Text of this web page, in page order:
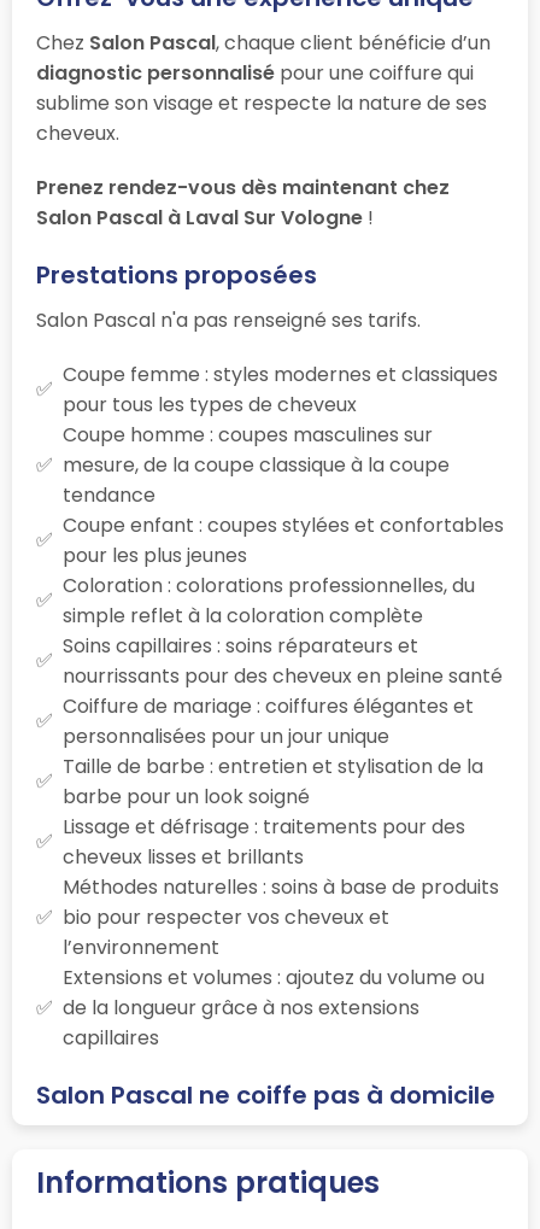
Chez Salon Pascal, chaque client bénéficie d’un
diagnostic personnalisé pour une coiffure qui
sublime son visage et respecte la nature de ses
cheveux.
Prenez rendez-vous dès maintenant chez
Salon Pascal à Laval Sur Vologne !
Prestations proposées
Salon Pascal n'a pas renseigné ses tarifs.
Coupe femme : styles modernes et classiques
pour tous les types de cheveux
Coupe homme : coupes masculines sur
mesure, de la coupe classique à la coupe
tendance
Coupe enfant : coupes stylées et confortables
pour les plus jeunes
Coloration : colorations professionnelles, du
simple reflet à la coloration complète
Soins capillaires : soins réparateurs et
nourrissants pour des cheveux en pleine santé
Coiffure de mariage : coiffures élégantes et
personnalisées pour un jour unique
Taille de barbe : entretien et stylisation de la
barbe pour un look soigné
Lissage et défrisage : traitements pour des
cheveux lisses et brillants
Méthodes naturelles : soins à base de produits
bio pour respecter vos cheveux et
l’environnement
Extensions et volumes : ajoutez du volume ou
de la longueur grâce à nos extensions
capillaires
Salon Pascal ne coiffe pas à domicile
Informations pratiques